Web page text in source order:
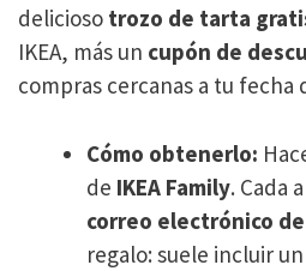
delicioso trozo de tarta
IKEA, más un cupón de
compras cercanas a tu fecha
Cómo obtenerlo:
de IKEA Family. Cada
correo electrónico
regalo: suele incluir